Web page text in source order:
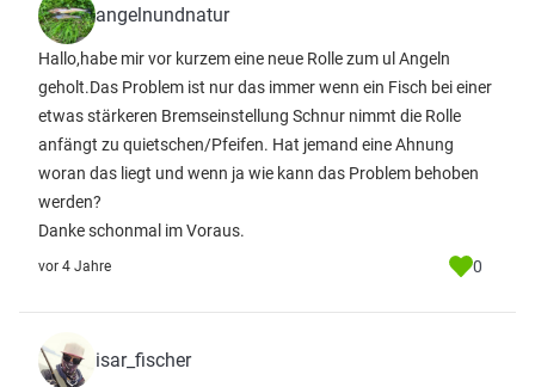
angelnundnatur
Hallo,habe mir vor kurzem eine neue Rolle zum ul Angeln
geholt.Das Problem ist nur das immer wenn ein Fisch bei einer
etwas stärkeren Bremseinstellung Schnur nimmt die Rolle
anfängt zu quietschen/Pfeifen. Hat jemand eine Ahnung
woran das liegt und wenn ja wie kann das Problem behoben
werden?
Danke schonmal im Voraus.
vor 4 Jahre 0
isar_fischer